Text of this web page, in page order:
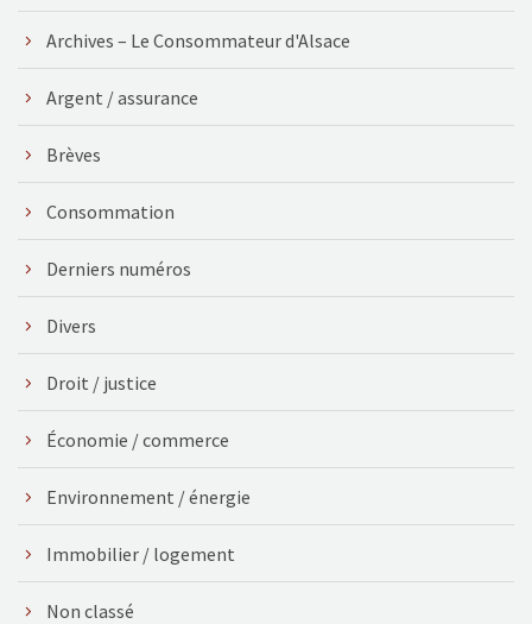
Archives – Le Consommateur d'Alsace
Argent / assurance
Brèves
Consommation
Derniers numéros
Divers
Droit / justice
Économie / commerce
Environnement / énergie
Immobilier / logement
Non classé